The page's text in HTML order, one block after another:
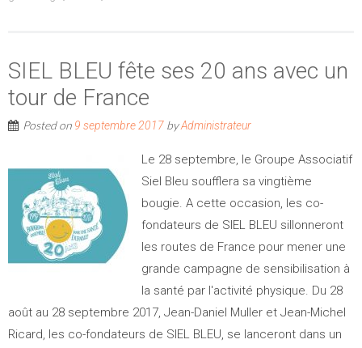
SIEL BLEU fête ses 20 ans avec un
tour de France
Posted on 9 septembre 2017 byAdministrateur
Le 28 septembre, le Groupe Associatif
Siel Bleu soufflera sa vingtième
bougie. A cette occasion, les co-
fondateurs de SIEL BLEU sillonneront
les routes de France pour mener une
grande campagne de sensibilisation à
la santé par l'activité physique. Du 28
août au 28 septembre 2017, Jean-Daniel Muller et Jean-Michel
Ricard, les co-fondateurs de SIEL BLEU, se lanceront dans un